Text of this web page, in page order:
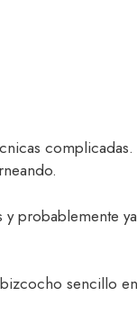
probablemente
sencillo